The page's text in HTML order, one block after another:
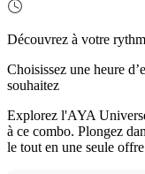
Découvrez à votre
Choisissez une heure
souhaitez
Explorez l'AYA
à ce combo. Plongez
le tout en une seule